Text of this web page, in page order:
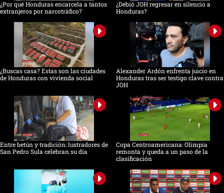
¿Por qué Honduras encarcela a tantos
extranjeros por narcotráfico?
¿Debió JOH regresar en silencio a
Honduras?
¿Buscas casa? Estas son las ciudades
de Honduras con vivienda social
Alexander Ardón enfrenta juicio en
Honduras tras ser testigo clave contra
JOH
Entre betún y tradición: lustradores de
San Pedro Sula celebran su día
Copa Centroamericana: Olimpia
remonta y queda a un paso de la
clasificación